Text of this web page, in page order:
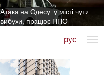
Атака на Одесу: у місті чути
вибухи, працює ППО
рус